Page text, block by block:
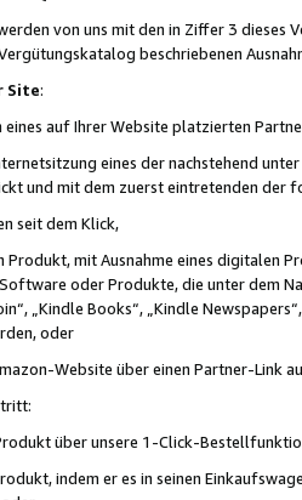
von uns mit den in Ziffer 3
beschriebenen
Site:
auf Ihrer Website platzierten
eines der nachstehend
und mit dem zuerst eintretenden der
seit dem Klick,
mit Ausnahme eines digitalen
oder Produkte, die unter dem
„Kindle Books“, „Kindle
oder
Website über einen Partner-Link
über unsere 1-Click-
indem er es in seinen